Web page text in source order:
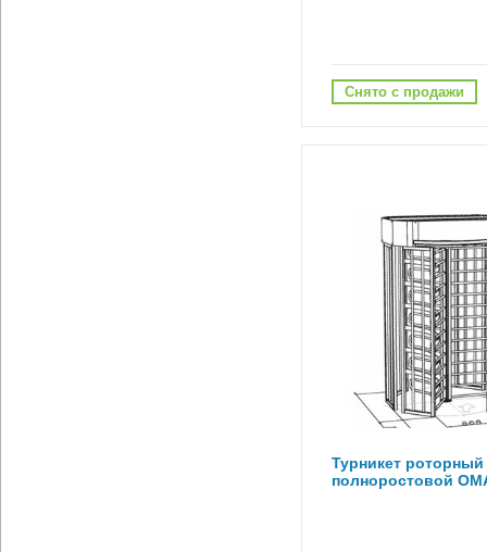
Снято с продажи
Турникет роторный
полноростовой